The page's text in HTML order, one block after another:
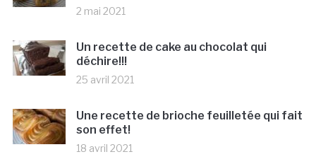
2 mai 2021
Un recette de cake au chocolat qui
déchire!!!
25 avril 2021
Une recette de brioche feuilletée qui fait
son effet!
18 avril 2021